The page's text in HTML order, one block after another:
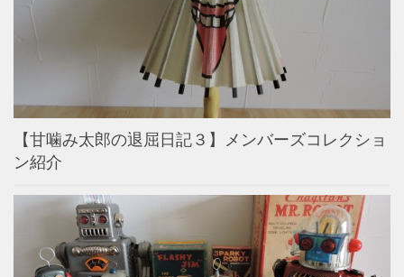
【甘噛み太郎の退屈日記３】メンバーズコレクショ
ン紹介